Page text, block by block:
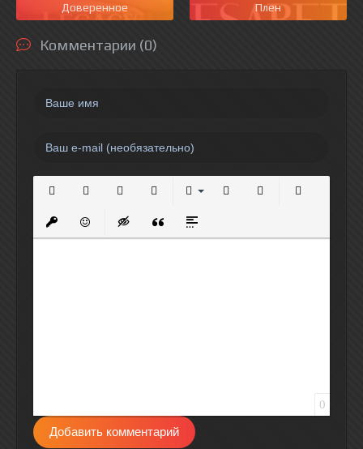
Доверенное Плен
Комментарии (0)
Вставить защищенную ссылку
Вставить смайлик
Вставка скрытого текста
Вставка цитаты
Вставка спойлера
0
Добавить комментарий